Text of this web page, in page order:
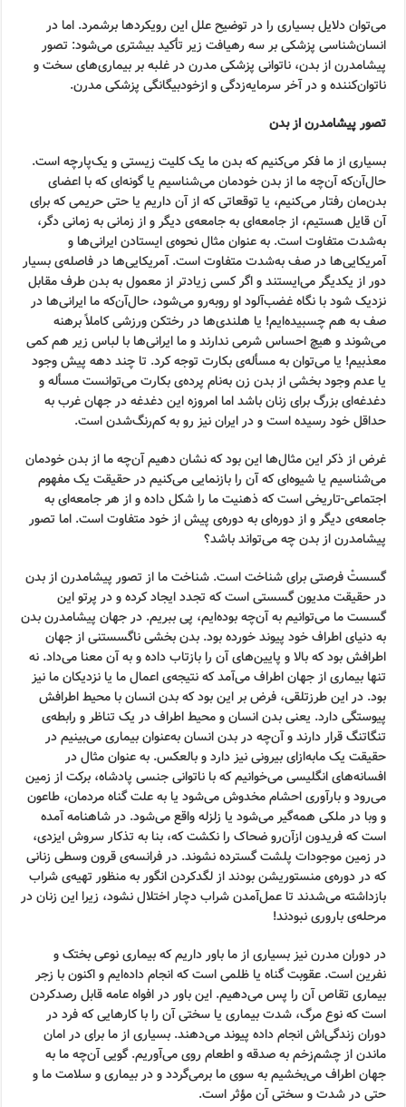
می‌توان دلایل بسیاری را در توضیح علل این رویکردها برشمرد. اما در
انسان‌شناسی پزشکی بر سه رهیافت زیر تأکید بیشتری می‌شود: تصور
پیشامدرن از بدن، ناتوانی پزشکی مدرن در غلبه بر بیماری‌های سخت و
ناتوان‌کننده و در آخر سرمایه‌زدگی و ازخودبیگانگی پزشکی مدرن.
تصور پیشامدرن از بدن
بسیاری از ما فکر می‌کنیم که بدن ما یک کلیت زیستی و یک‌پارچه است.
حال‌آن‌که آن‌چه ما از بدن خودمان می‌شناسیم یا گونه‌ای که با اعضای
بدن‌مان رفتار می‌کنیم، یا توقعاتی که از آن داریم یا حتی حریمی که برای
آن قایل هستیم، از جامعه‌ای به جامعه‌ی دیگر و از زمانی به زمانی دگر،
به‌شدت متفاوت است. به عنوان مثال نحوه‌ی ایستادن ایرانی‌ها و
آمریکایی‌ها در صف به‌شدت متفاوت است. آمریکایی‌ها در فاصله‌ی بسیار
دور از یکدیگر می‌ایستند و اگر کسی زیادتر از معمول به بدن طرف مقابل
نزدیک شود با نگاه غضب‌آلود او روبه‌رو می‌شود، حال‌آن‌که ما ایرانی‌ها در
صف به هم چسبیده‌ایم! یا هلندی‌ها در رختکن ورزشی کاملاً برهنه
می‌شوند و هیچ احساس شرمی ندارند و ما ایرانی‌ها با لباس زیر هم کمی
معذبیم! یا می‌توان به مسأله‌ی بکارت توجه کرد. تا چند دهه پیش وجود
یا عدم وجود بخشی از بدن زن به‌نام پرده‌ی بکارت می‌توانست مسأله و
دغدغه‌ای بزرگ برای زنان باشد اما امروزه این دغدغه در جهان غرب به
حداقل خود رسیده است و در ایران نیز رو به کم‌رنگ‌شدن است.
غرض از ذکر این مثال‌ها این بود که نشان دهیم آن‌چه ما از بدن خودمان
می‌شناسیم یا شیوه‌ای که آن را بازنمایی می‌کنیم در حقیقت یک مفهوم
اجتماعی-تاریخی است که ذهنیت ما را شکل داده و از هر جامعه‌ای به
جامعه‌ی دیگر و از دوره‌ای به دوره‌ی پیش از خود متفاوت است. اما تصور
پیشامدرن از بدن چه می‌تواند باشد؟
گسستْ فرصتی برای شناخت است. شناخت ما از تصور پیشامدرن از بدن
در حقیقت مدیون گسستی است که تجدد ایجاد کرده و در پرتو این
گسست ما می‌توانیم به آن‌چه بوده‌ایم، پی ببریم. در جهان پیشامدرن بدن
به دنیای اطراف خود پیوند خورده بود. بدن بخشی ناگسستنی از جهان
اطرافش بود که بالا و پایین‌های آن را بازتاب داده و به آن معنا می‌داد. نه
تنها بیماری از جهان اطراف می‌آمد که نتیجه‌ی اعمال ما یا نزدیکان ما نیز
بود. در این طرز‌تلقی، فرض بر این بود که بدن انسان با محیط اطرافش
پیوستگی دارد. یعنی بدن انسان و محیط اطراف در یک تناظر و رابطه‌ی
تنگاتنگ قرار دارند و آن‌چه در بدن انسان به‌عنوان بیماری می‌بینیم در
حقیقت یک مابه‌ازای بیرونی نیز دارد و بالعکس. به عنوان مثال در
افسانه‌های انگلیسی می‌خوانیم که با ناتوانی جنسی پادشاه، برکت از زمین
می‌رود و بارآوری احشام مخدوش می‌شود یا به علت گناه مردمان، طاعون
و وبا در ملکی همه‌گیر می‌شود یا زلزله واقع می‌شود. در شاهنامه آمده
است که فریدون از‌آن‌رو ضحاک را نکشت که، بنا به تذکار سروش ایزدی،
در زمین موجودات پلشت گسترده نشوند. در فرانسه‌ی قرون وسطی زنانی
که در دوره‌ی منستوریشن بودند از لگدکردن انگور به منظور تهیه‌ی شراب
بازداشته می‌شدند تا عمل‌آمدن شراب دچار اختلال نشود، زیرا این زنان در
مرحله‌ی باروری نبودند!
در دوران مدرن نیز بسیاری از ما باور داریم که بیماری نوعی بختک و
نفرین است. عقوبت گناه یا ظلمی است که انجام داده‌ایم و اکنون با زجر
بیماری تقاص آن را پس می‌دهیم. این باور در افواه عامه قابل رصد‌کردن
است که نوع مرگ، شدت بیماری یا سختی آن را با کارهایی که فرد در
دوران زندگی‌اش انجام داده پیوند می‌دهند. بسیاری از ما برای در امان
ماندن از چشم‌زخم به صدقه و اطعام روی می‌آوریم. گویی آن‌چه ما به
جهان اطراف می‌بخشیم به سوی ما برمی‌گردد و در بیماری و سلامت ما و
حتی در شدت و سختی آن مؤثر است.